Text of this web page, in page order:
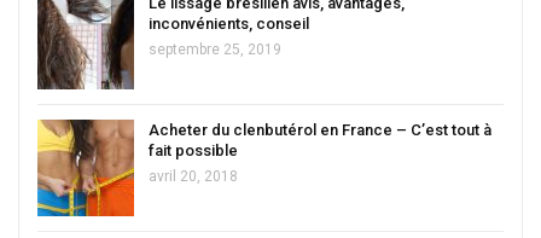
inconvénients, conseil
septembre 25, 2019
Acheter du clenbutérol en France – C’est tout à
fait possible
avril 20, 2018